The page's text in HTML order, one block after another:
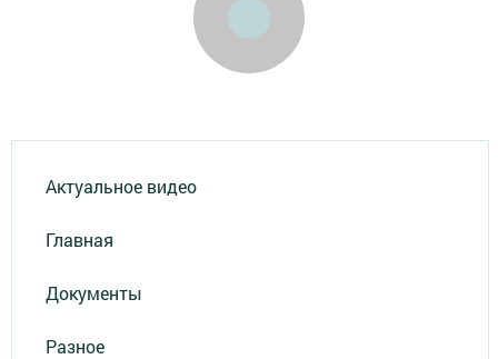
Актуальное видео
Главная
Документы
Разное